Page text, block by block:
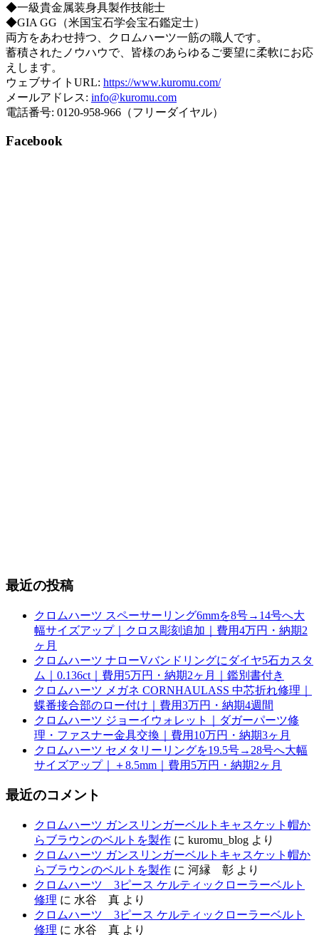
◆一級貴金属装身具製作技能士
◆GIA GG（米国宝石学会宝石鑑定士）
両方をあわせ持つ、クロムハーツ一筋の職人です。
蓄積されたノウハウで、皆様のあらゆるご要望に柔軟にお応
えします。
ウェブサイトURL: https://www.kuromu.com/
メールアドレス: info@kuromu.com
電話番号: 0120-958-966（フリーダイヤル）
Facebook
最近の投稿
クロムハーツ スペーサーリング6mmを8号→14号へ大
幅サイズアップ｜クロス彫刻追加｜費用4万円・納期2
ヶ月
クロムハーツ ナローVバンドリングにダイヤ5石カスタ
ム｜0.136ct｜費用5万円・納期2ヶ月｜鑑別書付き
クロムハーツ メガネ CORNHAULASS 中芯折れ修理｜
蝶番接合部のロー付け｜費用3万円・納期4週間
クロムハーツ ジョーイウォレット｜ダガーパーツ修
理・ファスナー金具交換｜費用10万円・納期3ヶ月
クロムハーツ セメタリーリングを19.5号→28号へ大幅
サイズアップ｜＋8.5mm｜費用5万円・納期2ヶ月
最近のコメント
クロムハーツ ガンスリンガーベルトキャスケット帽か
らブラウンのベルトを製作 に kuromu_blog より
クロムハーツ ガンスリンガーベルトキャスケット帽か
らブラウンのベルトを製作 に 河縁 彰 より
クロムハーツ 3ピース ケルティックローラーベルト
修理 に 水谷 真 より
クロムハーツ 3ピース ケルティックローラーベルト
修理 に 水谷 真 より